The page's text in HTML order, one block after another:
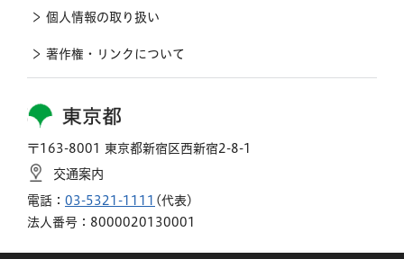
東京都
〒163-8001 東京都新宿区西新宿2-8-1
交通案内
電話： 03-5321-1111 (代表)
法人番号：8000020130001
個人情報の取り扱い
著作権・リンクについて